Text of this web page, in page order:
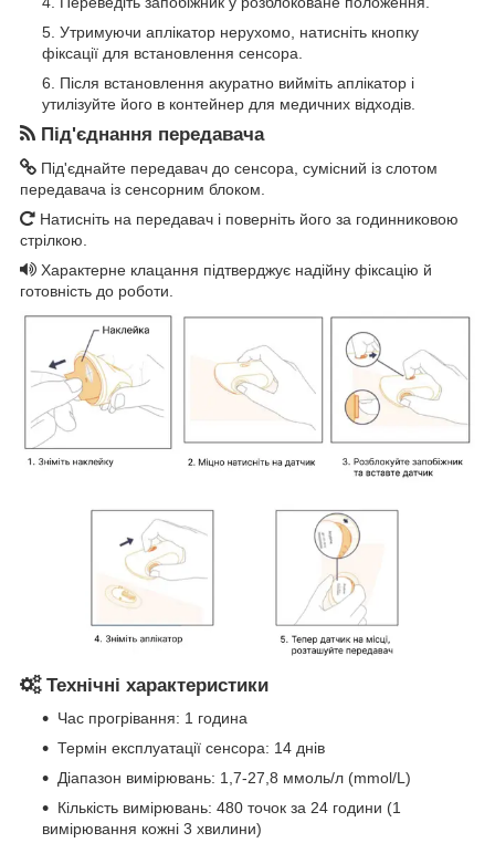
Утримуючи аплікатор нерухомо, натисніть кнопку
фіксації для встановлення сенсора.
Після встановлення акуратно вийміть аплікатор і
утилізуйте його в контейнер для медичних відходів.
Під'єднання передавача
Під'єднайте передавач до сенсора, сумісний із слотом
передавача із сенсорним блоком.
Натисніть на передавач і поверніть його за годинниковою
стрілкою.
Характерне клацання підтверджує надійну фіксацію й
готовність до роботи.
Технічні характеристики
Час прогрівання: 1 година
Термін експлуатації сенсора: 14 днів
Діапазон вимірювань: 1,7-27,8 ммоль/л (mmol/L)
Кількість вимірювань: 480 точок за 24 години (1
вимірювання кожні 3 хвилини)